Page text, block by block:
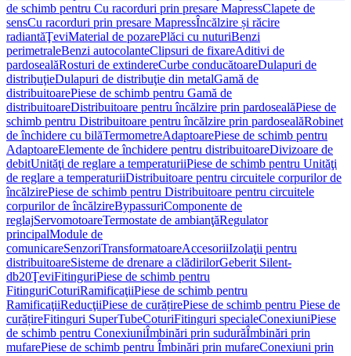
de schimb pentru Cu racorduri prin presare MapressClapete de
sensCu racorduri prin presare MapressÎncălzire și răcire
radiantăŢeviMaterial de pozarePlăci cu nuturiBenzi
perimetraleBenzi autocolanteClipsuri de fixareAditivi de
pardosealăRosturi de extindereCurbe conducătoareDulapuri de
distribuţieDulapuri de distribuţie din metalGamă de
distribuitoarePiese de schimb pentru Gamă de
distribuitoareDistribuitoare pentru încălzire prin pardosealăPiese de
schimb pentru Distribuitoare pentru încălzire prin pardosealăRobinet
de închidere cu bilăTermometreAdaptoarePiese de schimb pentru
AdaptoareElemente de închidere pentru distribuitoareDivizoare de
debitUnităţi de reglare a temperaturiiPiese de schimb pentru Unităţi
de reglare a temperaturiiDistribuitoare pentru circuitele corpurilor de
încălzirePiese de schimb pentru Distribuitoare pentru circuitele
corpurilor de încălzireBypassuriComponente de
reglajServomotoareTermostate de ambianţăRegulator
principalModule de
comunicareSenzoriTransformatoareAccesoriiIzolaţii pentru
distribuitoareSisteme de drenare a clădirilorGeberit Silent-
db20ŢeviFitinguriPiese de schimb pentru
FitinguriCoturiRamificaţiiPiese de schimb pentru
RamificaţiiReducţiiPiese de curățirePiese de schimb pentru Piese de
curățireFitinguri SuperTubeCoturiFitinguri specialeConexiuniPiese
de schimb pentru ConexiuniÎmbinări prin sudurăÎmbinări prin
mufarePiese de schimb pentru Îmbinări prin mufareConexiuni prin